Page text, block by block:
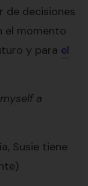
de decisiones
el momento
y para el
a
Susie tiene